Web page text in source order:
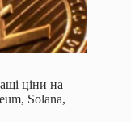
ціни на
Solana,